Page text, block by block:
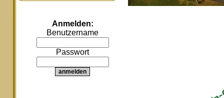
Anmelden:
Benutzername
Passwort